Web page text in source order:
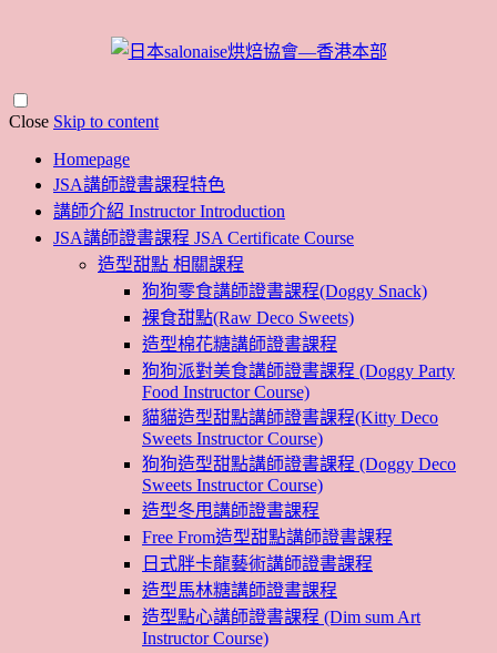
Close Skip to content
Homepage
JSA講師證書課程特色
講師介紹 Instructor Introduction
JSA講師證書課程 JSA Certificate Course
造型甜點 相關課程
狗狗零食講師證書課程(Doggy Snack)
裸食甜點(Raw Deco Sweets)
造型棉花糖講師證書課程
狗狗派對美食講師證書課程 (Doggy Party
Food Instructor Course)
貓貓造型甜點講師證書課程(Kitty Deco
Sweets Instructor Course)
狗狗造型甜點講師證書課程 (Doggy Deco
Sweets Instructor Course)
造型冬甩講師證書課程
Free From造型甜點講師證書課程
日式胖卡龍藝術講師證書課程
造型馬林糖講師證書課程
造型點心講師證書課程 (Dim sum Art
Instructor Course)